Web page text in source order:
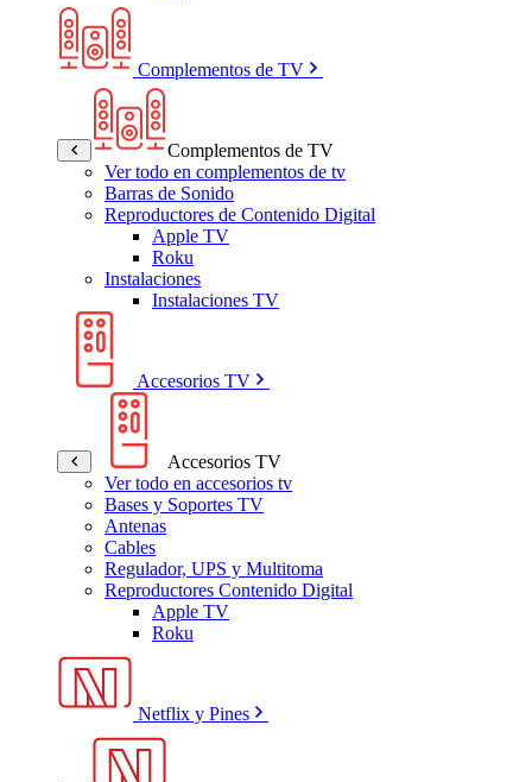
Complementos de TV
Complementos de TV
Ver todo en complementos de tv
Barras de Sonido
Reproductores de Contenido Digital
Apple TV
Roku
Instalaciones
Instalaciones TV
Accesorios TV
Accesorios TV
Ver todo en accesorios tv
Bases y Soportes TV
Antenas
Cables
Regulador, UPS y Multitoma
Reproductores Contenido Digital
Apple TV
Roku
Netflix y Pines